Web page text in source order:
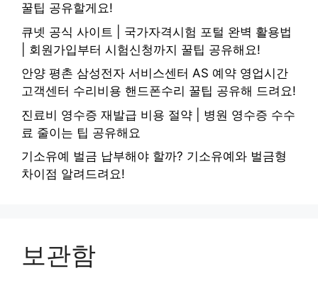
꿀팁 공유할게요!
큐넷 공식 사이트 | 국가자격시험 포털 완벽 활용법
| 회원가입부터 시험신청까지 꿀팁 공유해요!
안양 평촌 삼성전자 서비스센터 AS 예약 영업시간
고객센터 수리비용 핸드폰수리 꿀팁 공유해 드려요!
진료비 영수증 재발급 비용 절약 | 병원 영수증 수수
료 줄이는 팁 공유해요
기소유예 벌금 납부해야 할까? 기소유예와 벌금형
차이점 알려드려요!
보관함